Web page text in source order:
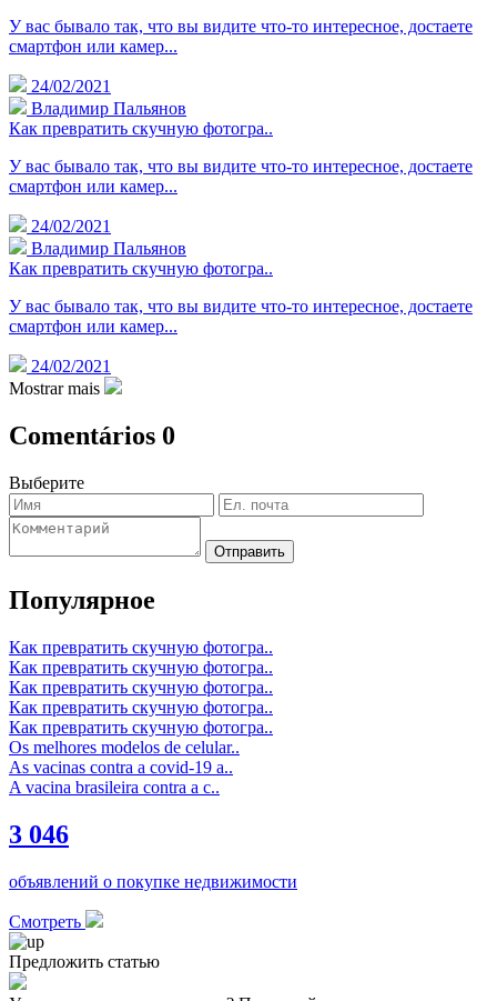
У вас бывало так, что вы видите что-то интересное, достаете
смартфон или камер...
24/02/2021
Владимир Пальянов
Как превратить скучную фотогра..
У вас бывало так, что вы видите что-то интересное, достаете
смартфон или камер...
24/02/2021
Владимир Пальянов
Как превратить скучную фотогра..
У вас бывало так, что вы видите что-то интересное, достаете
смартфон или камер...
24/02/2021
Mostrar mais
Comentários 0
Выберите
Отправить
Популярное
Как превратить скучную фотогра..
Как превратить скучную фотогра..
Как превратить скучную фотогра..
Как превратить скучную фотогра..
Как превратить скучную фотогра..
Os melhores modelos de celular..
As vacinas contra a covid-19 a..
A vacina brasileira contra a c..
3 046
объявлений о покупке недвижимости
Смотреть
Предложить статью